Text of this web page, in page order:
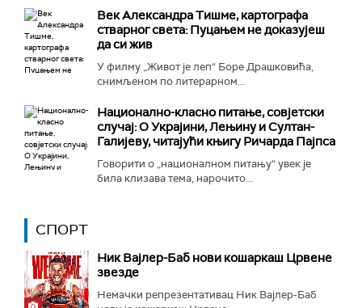
Век Александра Тишме, картографа
стварног света: Пуцањем не доказујеш
да си жив
У филму „Живот је леп“ Боре Драшковића,
снимљеном по литерарном...
Национално-класнo питање, совјетски
случај: О Украјини, Лењину и Султан-
Галијеву, читајући књигу Ричарда Пајпса
Говорити о „националном питању“ увек је
била клизава тема, нарочито...
СПОРТ
Ник Вајлер-Баб нови кошаркаш Црвене
звезде
Немачки репрезентативац Ник Вајлер-Баб